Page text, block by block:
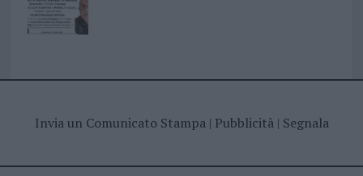
Invia un Comunicato Stampa| Pubblicità| Segnala